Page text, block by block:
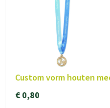
Custom vorm houten
€ 0,80